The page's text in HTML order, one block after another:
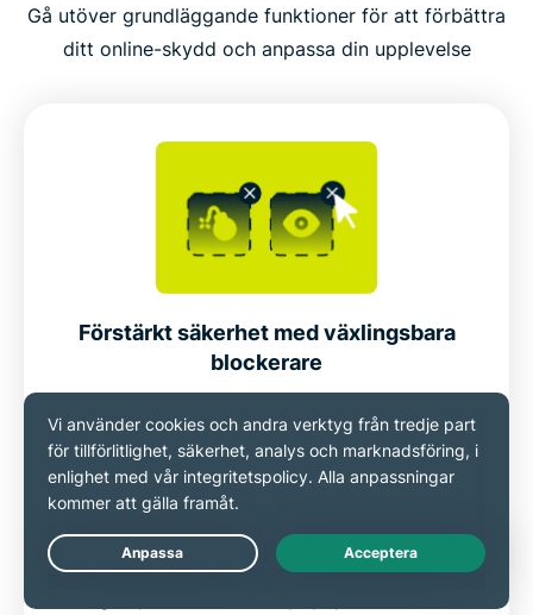
Gå utöver grundläggande funktioner för att förbättra
ditt online-skydd och anpassa din upplevelse
Förstärkt säkerhet med växlingsbara
blockerare
ExpressVPNs avancerade skydd
låter dig filtrera bort annonser, skadliga
Live Chat